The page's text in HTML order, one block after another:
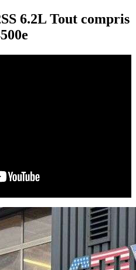
6.2L Tout compris